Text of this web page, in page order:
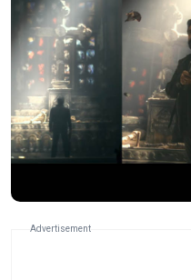
Advertisement